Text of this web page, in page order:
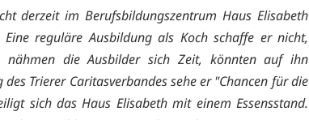
derzeit im Berufsbildungszentrum Haus Elisabeth
reguläre Ausbildung als Koch schaffe er nicht,
die Ausbilder sich Zeit, könnten auf ihn
Trierer Caritasverbandes sehe er "Chancen für die
sich das Haus Elisabeth mit einem Essensstand.